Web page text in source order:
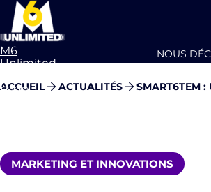
M6
Unlimited
page
NOUS
ACCUEIL ACTUALITÉS SMART6TEM :
MARKETING ET INNOVATIONS